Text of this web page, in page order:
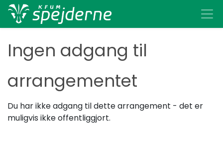
Ingen adgang til
arrangementet
Du har ikke adgang til dette arrangement - det er
muligvis ikke offentliggjort.